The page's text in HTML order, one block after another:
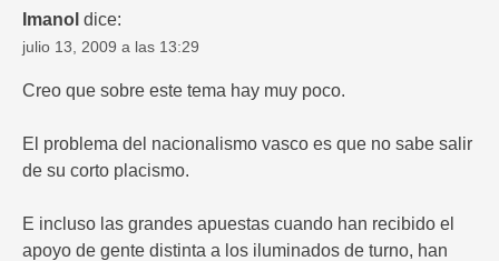
Imanol dice:
julio 13, 2009 a las 13:29
Creo que sobre este tema hay muy poco.
El problema del nacionalismo vasco es que no sabe salir
de su corto placismo.
E incluso las grandes apuestas cuando han recibido el
apoyo de gente distinta a los iluminados de turno, han